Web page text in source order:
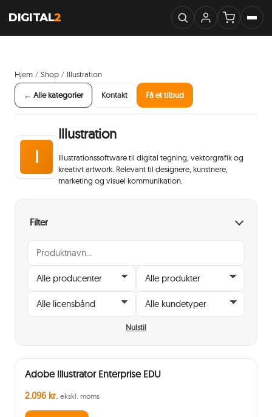
DIGITAL2
Hjem / Shop / Illustration
← Alle kategorier Kontakt Få et tilbud
I
Illustration
Illustrationssoftware til digital tegning, vektorgrafik og
kreativt artwork. Relevant til designere, kunstnere,
marketing og visuel kommunikation.
Filter
Nulstil
Adobe Illustrator Enterprise EDU
2.096 kr. ekskl. moms